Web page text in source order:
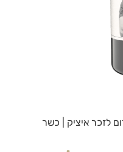
לזכר איציק | כשר